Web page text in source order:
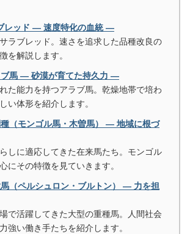
レッド ― 速度特化の血統 ―
ラブレッド。速さを追求した品種改良の
を解説します。
ブ馬 ― 砂漠が育てた持久力 ―
た能力を持つアラブ馬。乾燥地帯で培わ
い体形を紹介します。
（モンゴル馬・木曽馬） ― 地域に根づ
しに適応してきた在来馬たち。モンゴル
にその特徴を見ていきます。
（ペルシュロン・ブルトン） ― 力を担
で活躍してきた大型の重種馬。人間社会
強い働き手たちを紹介します。